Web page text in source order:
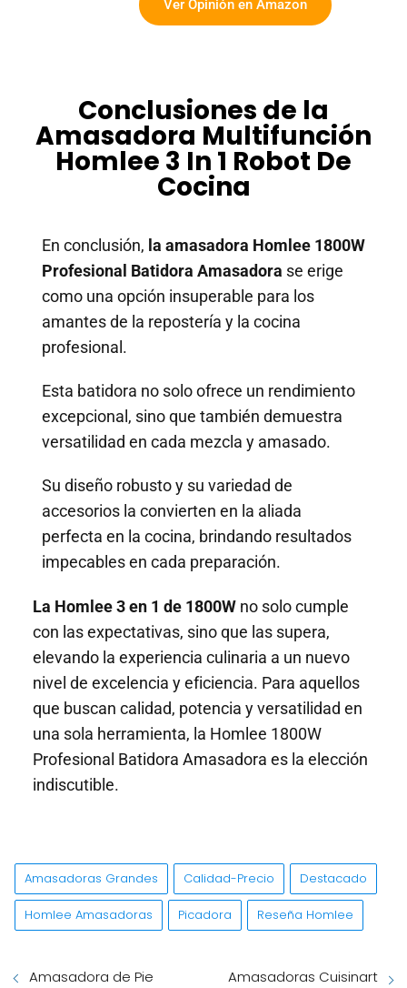
Ver Opinión en Amazon
Conclusiones de la
Amasadora Multifunción
Homlee 3 In 1 Robot De
Cocina
En conclusión, la amasadora Homlee 1800W
Profesional Batidora Amasadora se erige
como una opción insuperable para los
amantes de la repostería y la cocina
profesional.
Esta batidora no solo ofrece un rendimiento
excepcional, sino que también demuestra
versatilidad en cada mezcla y amasado.
Su diseño robusto y su variedad de
accesorios la convierten en la aliada
perfecta en la cocina, brindando resultados
impecables en cada preparación.
La Homlee 3 en 1 de 1800W no solo cumple
con las expectativas, sino que las supera,
elevando la experiencia culinaria a un nuevo
nivel de excelencia y eficiencia. Para aquellos
que buscan calidad, potencia y versatilidad en
una sola herramienta, la Homlee 1800W
Profesional Batidora Amasadora es la elección
indiscutible.
Amasadoras Grandes Calidad-Precio Destacado
Homlee Amasadoras Picadora Reseña Homlee
Amasadora de Pie Amasadoras Cuisinart